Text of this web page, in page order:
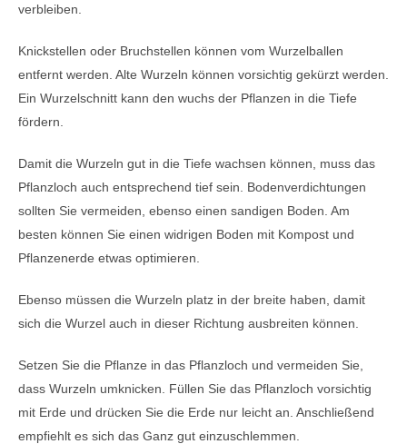
verbleiben.
Knickstellen oder Bruchstellen können vom Wurzelballen
entfernt werden. Alte Wurzeln können vorsichtig gekürzt werden.
Ein Wurzelschnitt kann den wuchs der Pflanzen in die Tiefe
fördern.
Damit die Wurzeln gut in die Tiefe wachsen können, muss das
Pflanzloch auch entsprechend tief sein. Bodenverdichtungen
sollten Sie vermeiden, ebenso einen sandigen Boden. Am
besten können Sie einen widrigen Boden mit Kompost und
Pflanzenerde etwas optimieren.
Ebenso müssen die Wurzeln platz in der breite haben, damit
sich die Wurzel auch in dieser Richtung ausbreiten können.
Setzen Sie die Pflanze in das Pflanzloch und vermeiden Sie,
dass Wurzeln umknicken. Füllen Sie das Pflanzloch vorsichtig
mit Erde und drücken Sie die Erde nur leicht an. Anschließend
empfiehlt es sich das Ganz gut einzuschlemmen.